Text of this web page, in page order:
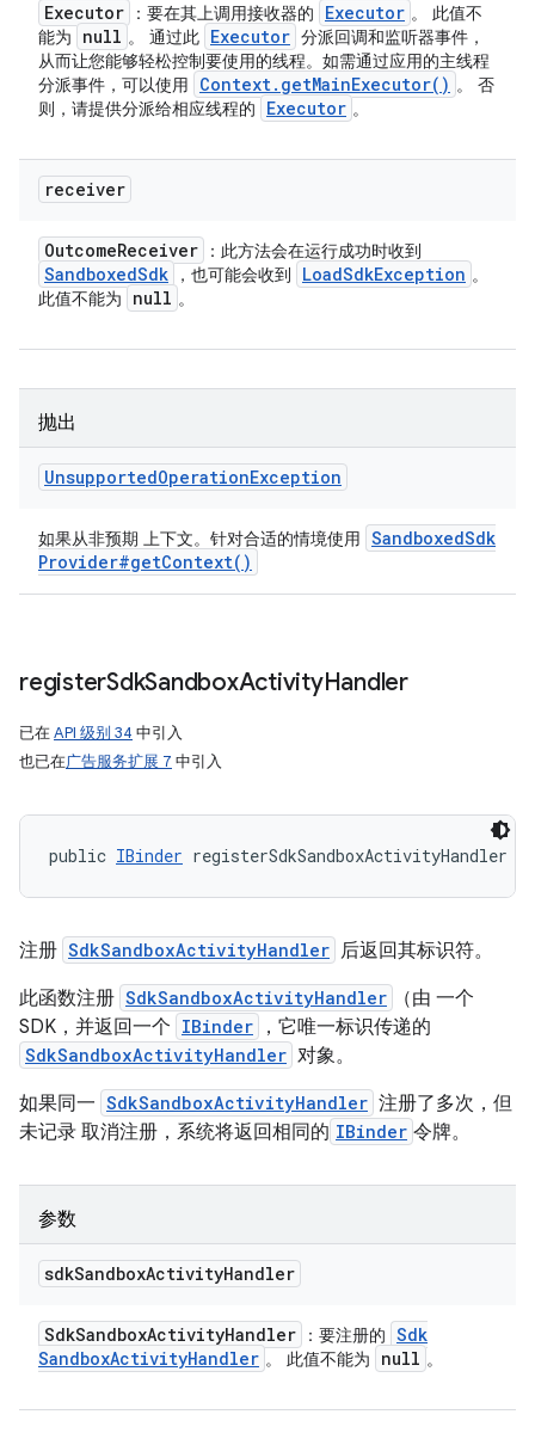
Executor ：要在其上调用接收器的 Executor 。 此值不
能为
null 。 通过此 Executor 分派回调和监听器事件，
从而让您能够轻松控制要使用的线程。如需通过应用的主线程
分派事件，可以使用
Context. getMainExecutor( ) 。 否
则，请提供分派给相应线程的
Executor 。
receiver
OutcomeReceiver ：此方法会在运行成功时收到
SandboxedSdk ，也可能会收到 LoadSdkException 。
此值不能为
null 。
抛出
UnsupportedOperationException
如果从非预期 上下文。针对合适的情境使用 SandboxedSdk
Provider#getContext( )
registerSdkSandboxActivityHandler
已在API 级别 34 中引入
也已在广告服务扩展 7 中引入
public IBinder registerSdkSandboxActivityHandler (
注册 SdkSandboxActivityHandler 后返回其标识符。
此函数注册 SdkSandboxActivityHandler
（由 一个
SDK，并返回一个 IBinder ，它唯一标识传递的
SdkSandboxActivityHandler 对象。
如果同一 SdkSandboxActivityHandler 注册了多次，但
未记录 取消注册，系统将返回相同的 IBinder 令牌。
参数
sdkSandboxActivityHandler
SdkSandboxActivityHandler ：要注册的 Sdk
SandboxActivityHandler 。 此值不能为 null 。